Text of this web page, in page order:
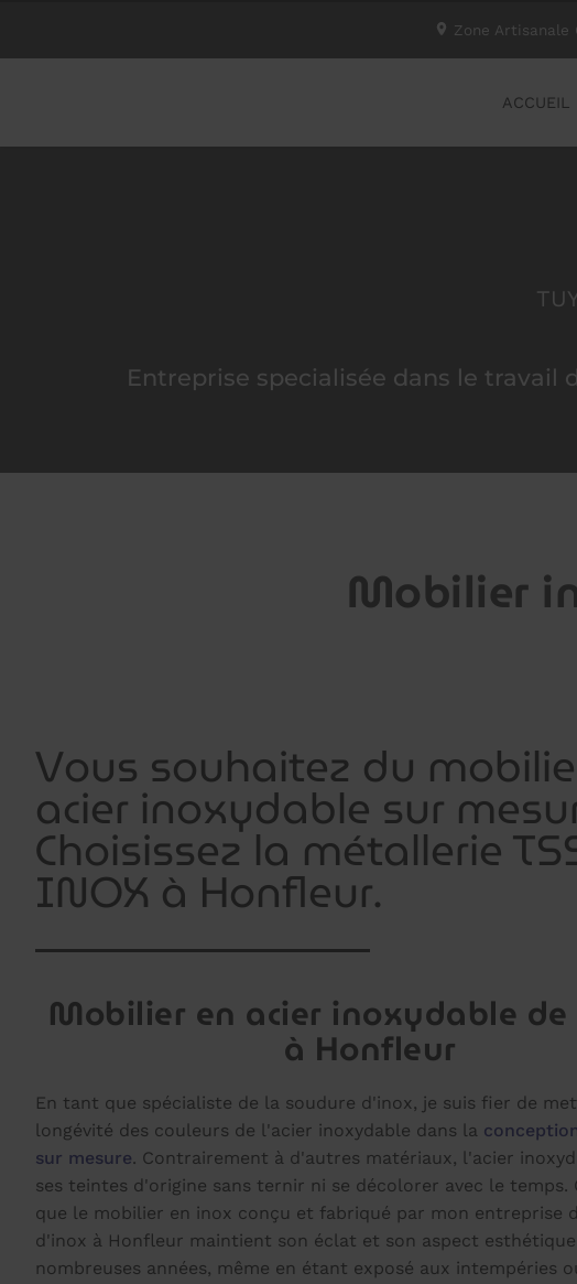
Zone Artisanale
Entreprise specialisée dans le
ACCUEIL
Mobilier
Vous souhaitez du
acier inoxydable sur
Choisissez la métallerie
INOX à Honfleur.
Mobilier en acier inoxydable
à Honfleur
En tant que spécialiste de la soudure d'inox, je suis fier de
longévité des couleurs de l'acier inoxydable dans la
sur mesure. Contrairement à d'autres matériaux, l'acier
ses teintes d'origine sans ternir ni se décolorer avec le temps.
que le mobilier en inox conçu et fabriqué par mon entreprise
d'inox à Honfleur maintient son éclat et son aspect
nombreuses années, même en étant exposé aux intempéries